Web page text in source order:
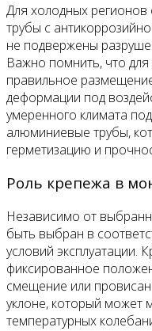
Для холодных
трубы с
не подвержены
Важно помнить, что
правильное
деформации под
умеренного климата
алюминиевые трубы,
герметизацию и
Роль крепежа в
Независимо от
быть выбран в
условий эксплуатации.
фиксированное
смещение или
уклоне, который может
температурных